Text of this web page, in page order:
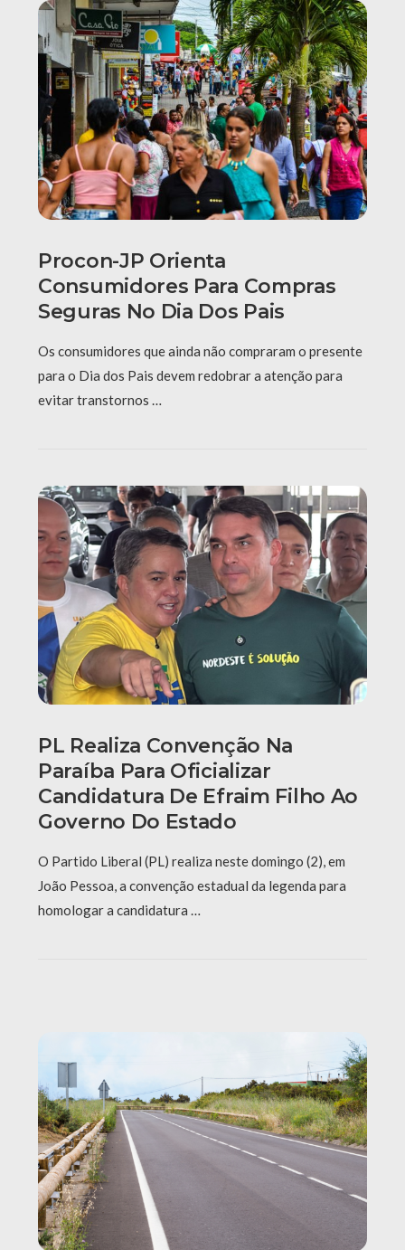
Procon-JP Orienta
Consumidores Para Compras
Seguras No Dia Dos Pais
Os consumidores que ainda não compraram o presente
para o Dia dos Pais devem redobrar a atenção para
evitar transtornos …
PL Realiza Convenção Na
Paraíba Para Oficializar
Candidatura De Efraim Filho Ao
Governo Do Estado
O Partido Liberal (PL) realiza neste domingo (2), em
João Pessoa, a convenção estadual da legenda para
homologar a candidatura …